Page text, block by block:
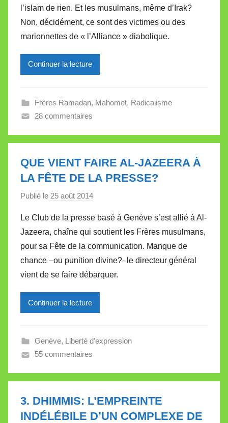
e
i
l
V
e
l’islam de rien. Et les musulmans, même d’Irak?
Non, décidément, ce sont des victimes ou des
marionnettes de « l’Alliance » diabolique.
Continuer la lecture
Frères Ramadan, Mahomet, Radicalisme
28 commentaires
QUE VIENT FAIRE AL-JAZEERA À
LA FÊTE DE LA PRESSE?
Publié le 25 août 2014
r
M
i
e
l
V
l
t
t
Le Club de la presse basé à Genève s’est allié à Al-
Jazeera, chaîne qui soutient les Frères musulmans,
pour sa Fête de la communication. Manque de
chance –ou punition divine?- le directeur général
vient de se faire débarquer.
Continuer la lecture
Genève, Liberté d'expression
55 commentaires
3. DHIMMIS: L’EMPREINTE
INDÉLÉBILE D’UN COMPLEXE DE